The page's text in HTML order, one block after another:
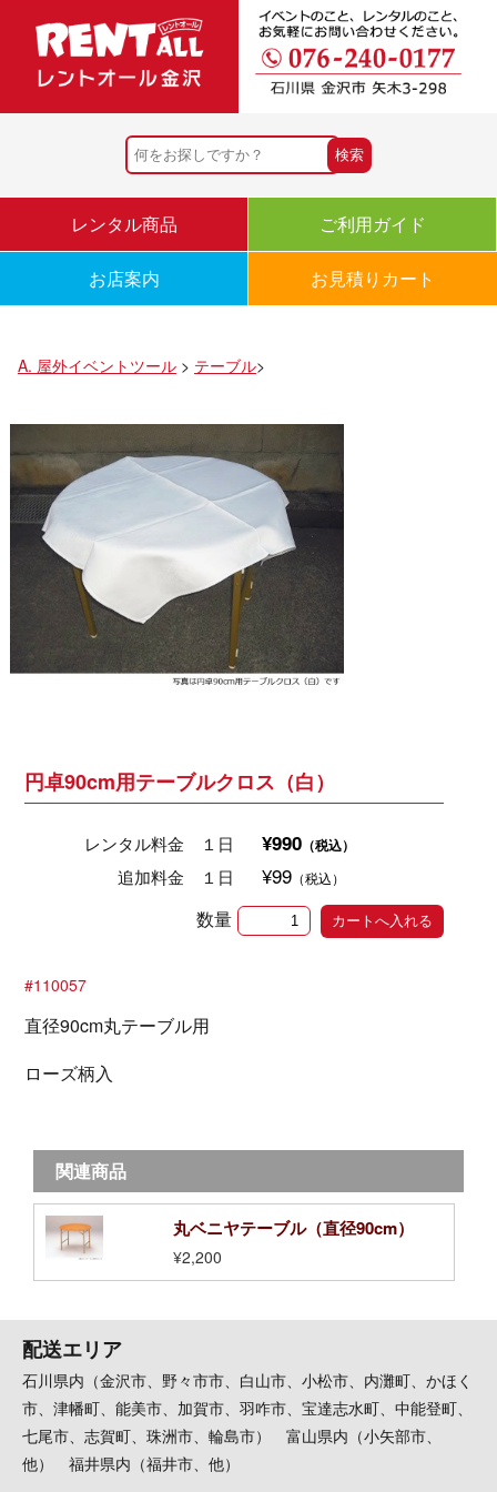
レンタル商品 ご利用ガイド
お店案内 お見積りカート
A. 屋外イベントツール> テーブル>
円卓90cm用テーブルクロス（白）
レンタル料金 １日 ¥990 （税込）
追加料金 １日 ¥99 （税込）
数量
#110057
直径90cm丸テーブル用
ローズ柄入
関連商品
丸ベニヤテーブル（直径90cm）
¥2,200
配送エリア
石川県内（金沢市、野々市市、白山市、小松市、内灘町、かほく
市、津幡町、能美市、加賀市、羽咋市、宝達志水町、中能登町、
七尾市、志賀町、珠洲市、輪島市） 富山県内（小矢部市、
他） 福井県内（福井市、他）